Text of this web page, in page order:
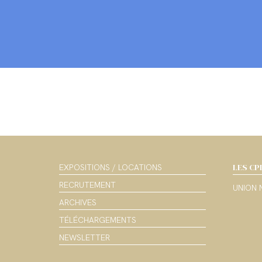
EXPOSITIONS / LOCATIONS
RECRUTEMENT
ARCHIVES
TÉLÉCHARGEMENTS
NEWSLETTER
LES
UNION